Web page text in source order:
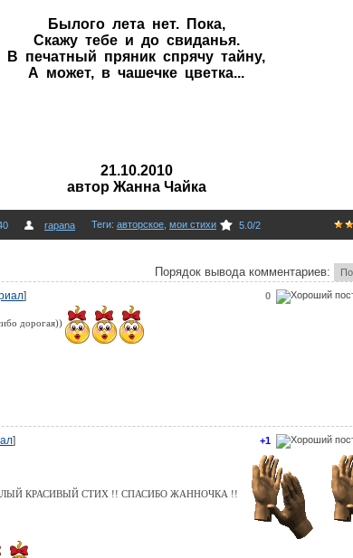
Былого лета нет. Пока,
Скажу тебе и до свиданья.
В печатный пряник спрячу тайну,
А может, в чашечке цветка...
21.10.2010
автор Жанна Чайка
rapana Теги: авторское мои стихи 5.0/2
Порядок вывода комментариев:
0
]
дорогая))
+1
]
КРАСИВЫЙ СТИХ !! СПАСИБО ЖАННОЧКА !!